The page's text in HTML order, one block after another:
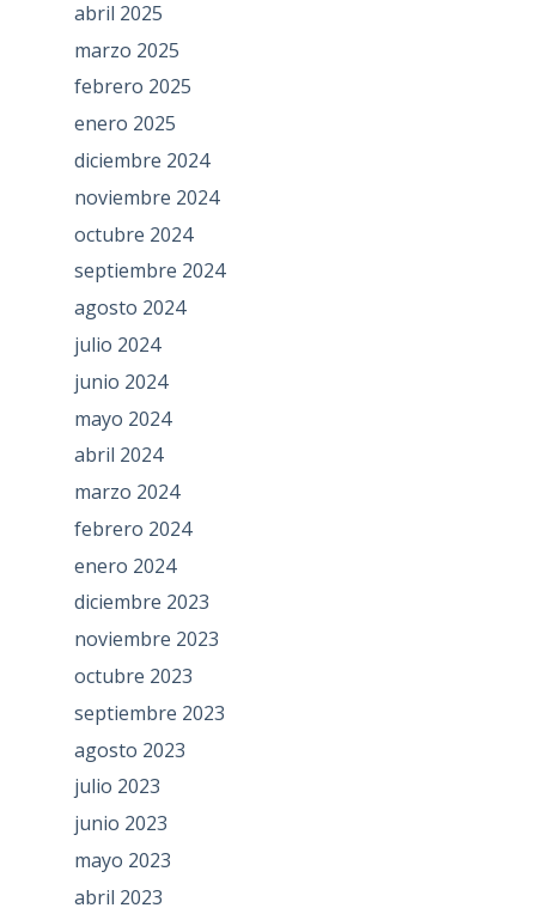
abril 2025
marzo 2025
febrero 2025
enero 2025
diciembre 2024
noviembre 2024
octubre 2024
septiembre 2024
agosto 2024
julio 2024
junio 2024
mayo 2024
abril 2024
marzo 2024
febrero 2024
enero 2024
diciembre 2023
noviembre 2023
octubre 2023
septiembre 2023
agosto 2023
julio 2023
junio 2023
mayo 2023
abril 2023